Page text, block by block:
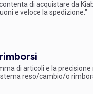
di acquistare da
e veloce la spedizione."
di articoli e la precisione
reso/cambio/o